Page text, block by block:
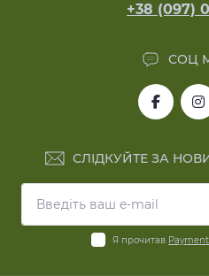
+38 (097)
СОЦ
СЛІДКУЙТЕ ЗА
Я прочитав Payment